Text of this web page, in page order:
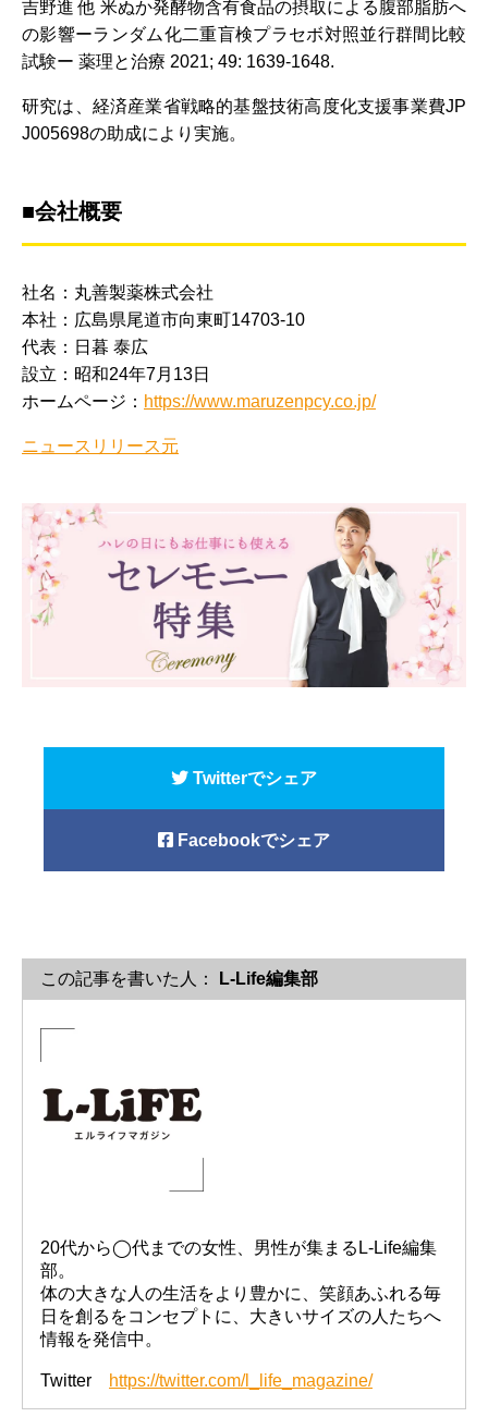
吉野進 他 米ぬか発酵物含有食品の摂取による腹部脂肪へ
の影響ーランダム化二重盲検プラセボ対照並行群間比較
試験ー 薬理と治療 2021; 49: 1639-1648.
研究は、経済産業省戦略的基盤技術高度化支援事業費JP
J005698の助成により実施。
■会社概要
社名：丸善製薬株式会社
本社：広島県尾道市向東町14703-10
代表：日暮 泰広
設立：昭和24年7月13日
ホームページ： https://www.maruzenpcy.co.jp/
ニュースリリース元
Twitterでシェア
Facebookでシェア
この記事を書いた人： L-Life編集部
20代から◯代までの女性、男性が集まるL-Life編集
部。
体の大きな人の生活をより豊かに、笑顔あふれる毎
日を創るをコンセプトに、大きいサイズの人たちへ
情報を発信中。
Twitter https://twitter.com/l_life_magazine/